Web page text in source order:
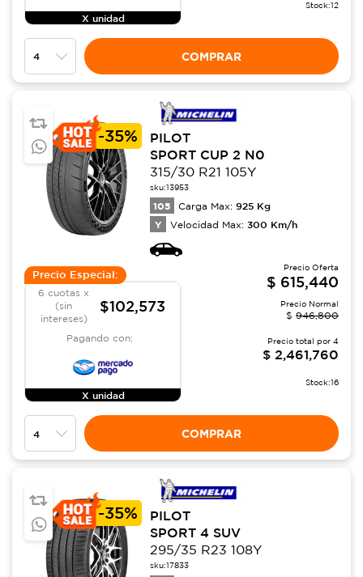
X unidad
Stock:12
COMPRAR
-35%
PILOT
SPORT CUP 2 N0
315/30 R21 105Y
sku:13953
105 Carga Max: 925 Kg
Y Velocidad Max: 300 Km/h
Precio Especial:
6 cuotas x
(sin
intereses)
$102,573
Pagando con:
X unidad
Precio Oferta
$ 615,440
Precio Normal
$ 946,800
Precio total por 4
$ 2,461,760
Stock:16
COMPRAR
-35%
PILOT
SPORT 4 SUV
295/35 R23 108Y
sku:17833